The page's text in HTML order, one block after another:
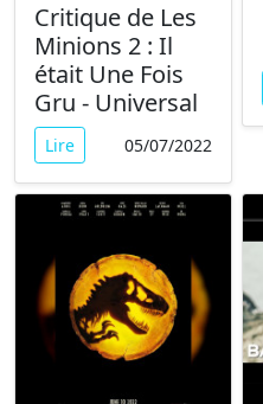
Critique de Les
Minions 2 : Il
était Une Fois
Gru - Universal
Lire 05/07/2022